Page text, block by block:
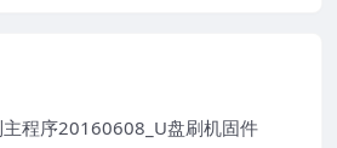
程序20160608_U盘刷机固件